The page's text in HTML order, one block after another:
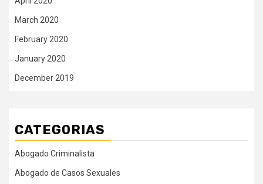
March 2020
February 2020
January 2020
December 2019
CATEGORIAS
Abogado Criminalista
Abogado de Casos Sexuales